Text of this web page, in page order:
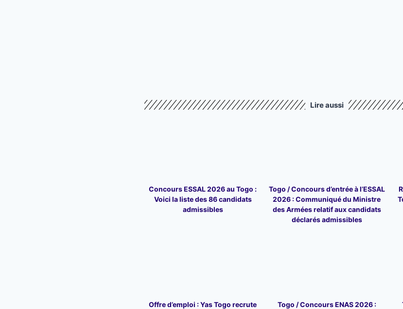
Lire aussi
Concours ESSAL 2026 au Togo :
Voici la liste des 86 candidats
admissibles
Togo / Concours d’entrée à l’ESSAL
2026 : Communiqué du Ministre
des Armées relatif aux candidats
déclarés admissibles
Offre d’emploi : Yas Togo recrute Togo / Concours ENAS 2026 :